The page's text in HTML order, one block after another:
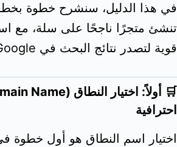
في هذا الدليل، سنشرح خطوة
تنشئ متجرًا ناجحًا على سلة، مع
قوية لتصدر نتائج البحث في Google 🚀
احترافية
اختيار اسم النطاق هو أول خطوة